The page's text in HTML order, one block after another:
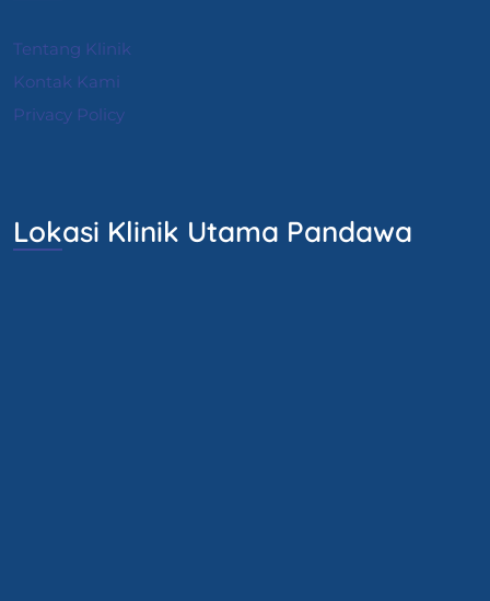
Tentang Klinik
Kontak Kami
Privacy Policy
Lokasi Klinik Utama Pandawa